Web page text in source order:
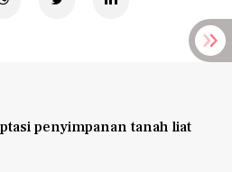
penyimpanan tanah liat